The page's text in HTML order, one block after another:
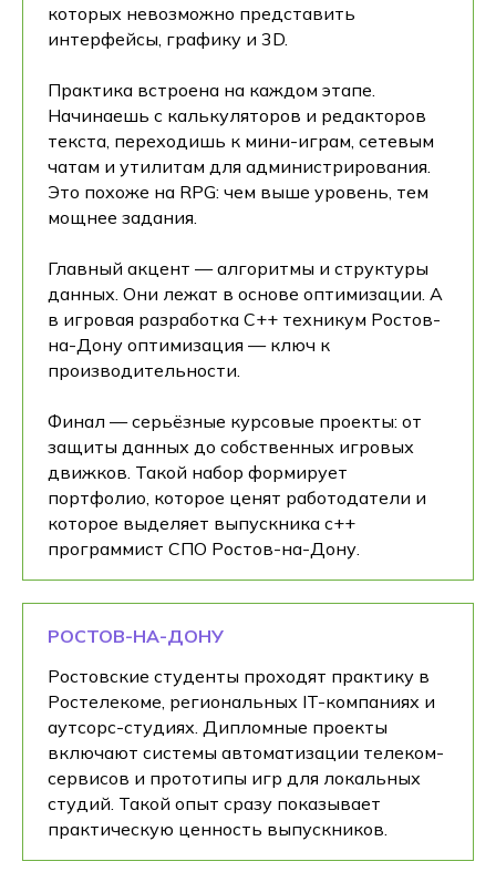
которых невозможно представить
интерфейсы, графику и 3D.
Практика встроена на каждом этапе.
Начинаешь с калькуляторов и редакторов
текста, переходишь к мини-играм, сетевым
чатам и утилитам для администрирования.
Это похоже на RPG: чем выше уровень, тем
мощнее задания.
Главный акцент — алгоритмы и структуры
данных. Они лежат в основе оптимизации. А
в игровая разработка C++ техникум Ростов-
на-Дону оптимизация — ключ к
производительности.
Финал — серьёзные курсовые проекты: от
защиты данных до собственных игровых
движков. Такой набор формирует
портфолио, которое ценят работодатели и
которое выделяет выпускника c++
программист СПО Ростов-на-Дону.
РОСТОВ-НА-ДОНУ
Ростовские студенты проходят практику в
Ростелекоме, региональных IT-компаниях и
аутсорс-студиях. Дипломные проекты
включают системы автоматизации телеком-
сервисов и прототипы игр для локальных
студий. Такой опыт сразу показывает
практическую ценность выпускников.